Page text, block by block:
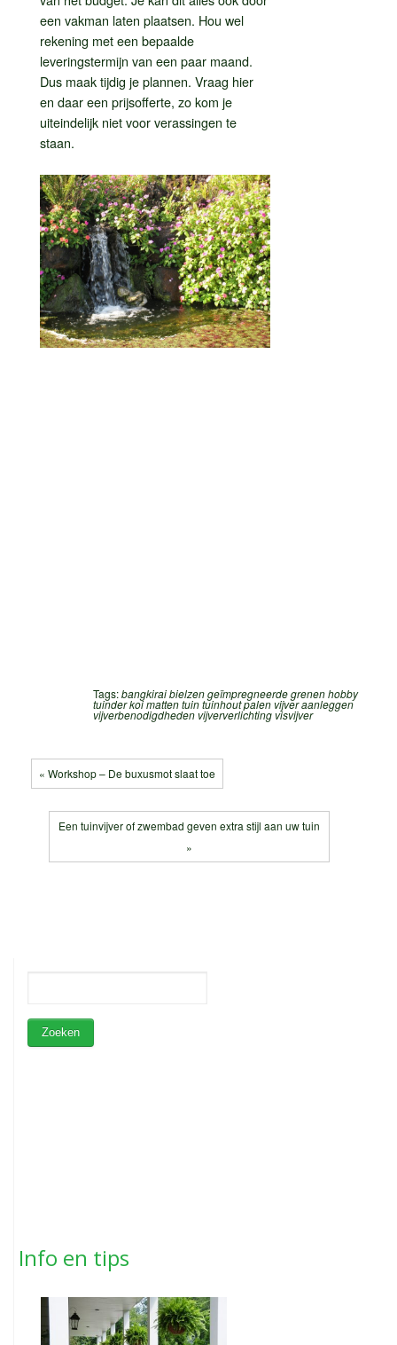
een vakman laten plaatsen. Hou wel
rekening met een bepaalde
leveringstermijn van een paar maand.
Dus maak tijdig je plannen. Vraag hier
en daar een prijsofferte, zo kom je
uiteindelijk niet voor verassingen te
staan.
Tags:bangkiraibielzengeïmpregneerde grenenhobby
tuinderkoimattentuintuinhout palen vijver aanleggen
vijverbenodigdheden vijververlichting visvijver
« Workshop – De buxusmot slaat toe
Een tuinvijver of zwembad geven extra stijl aan uw tuin
»
Info en tips